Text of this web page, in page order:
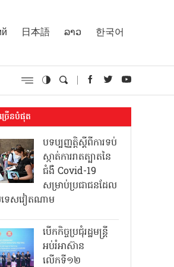
日本語 ລາວ 한국어
រើនបំផុត
បទប្បញ្ញត្តិស្តីពីការទប់
ស្កាត់ការរាតត្បាតនៃ
ជំងឺ Covid-19
សម្រាប់ប្រជាជនដែល
េសវៀតណាម
បើកកិច្ចប្រជុំរដ្ឋមន្ត្រី
អប់រំអាស៊ាន
លើកទី១២